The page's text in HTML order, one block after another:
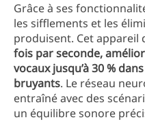
Grâce à ses
les sifflements et les
produisent. Cet appareil
fois par seconde,
vocaux jusqu’à 30 %
bruyants. Le réseau
entraîné avec des
un équilibre sonore